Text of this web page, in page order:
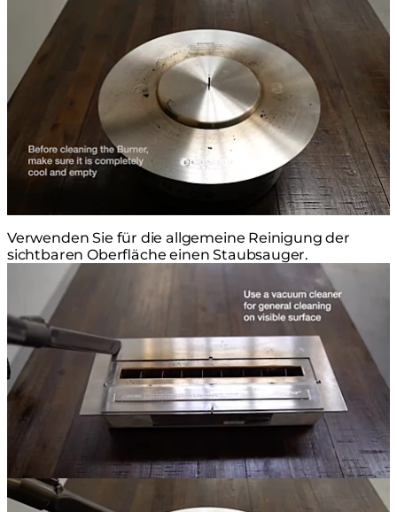
Verwenden Sie für die allgemeine Reinigung der
sichtbaren Oberfläche einen Staubsauger.